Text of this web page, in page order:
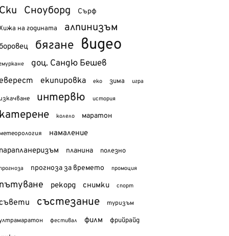
Сноуборд Сърф
на годината алпинизъм
бягане видео
доц. Сандю Бешев
екипировка еко зима игра
интервю история
колело маратон
намаление
планина полезно
прогноза за времето промоция
рекорд снимки спорт
състезание туризъм
фестивал филм фрийрайд